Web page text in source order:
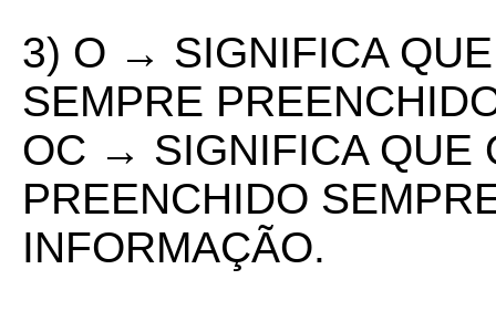
3) O → SIGNIFICA
SEMPRE
OC → SIGNIFICA QUE
PREENCHIDO
INFORMAÇÃO.